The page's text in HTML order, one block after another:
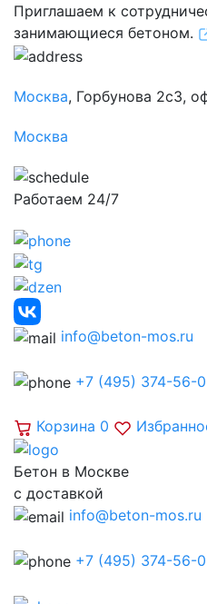
Приглашаем к
занимающиеся бетоном.
Москва, Горбунова 2с3,
Москва
Работаем 24/7
info@beton-mos.ru
+7 (495) 374-56-
Корзина 0
Бетон в Москве
с доставкой
info@beton-mos.ru
+7 (495) 374-56-